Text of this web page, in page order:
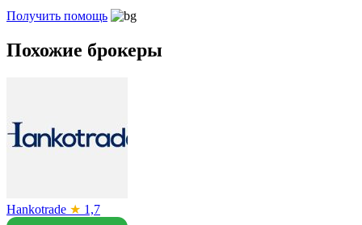
Получить помощь
Похожие брокеры
Hankotrade ★ 1,7